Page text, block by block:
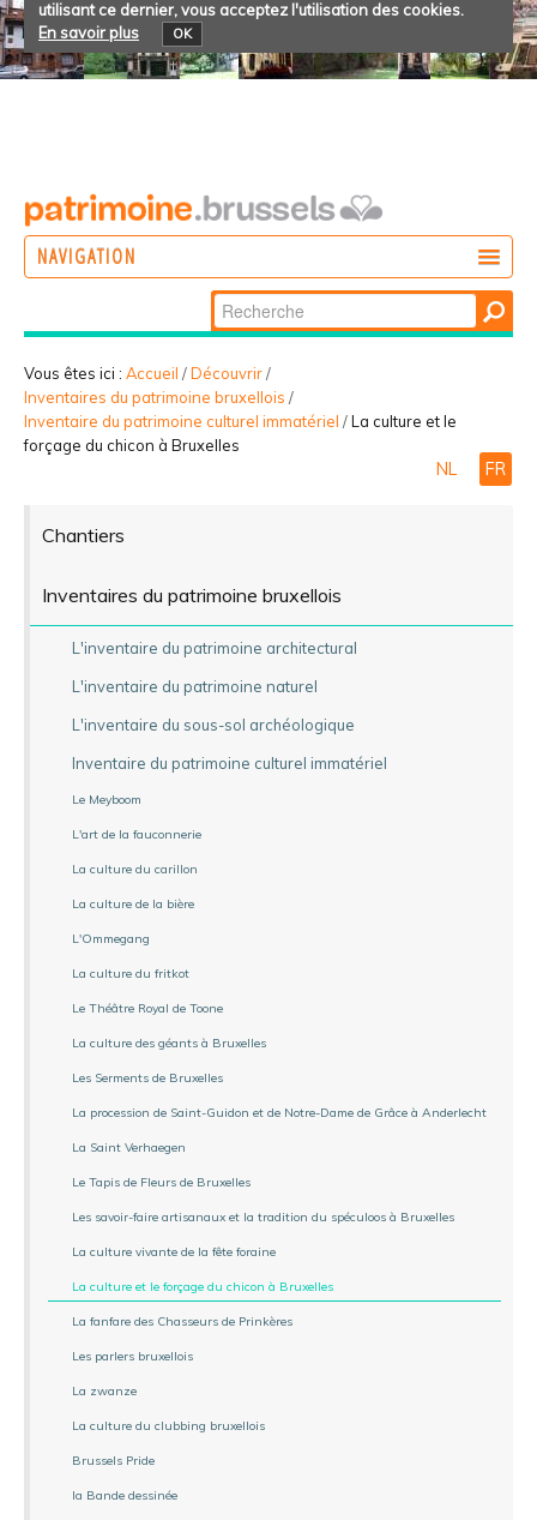
utilisant ce dernier, vous acceptez l'utilisation des cookies.
En savoir plus
OK
NAVIGATION
PARTICIPER
Chercher par
Recherche
avancée…
Vous êtes ici : Accueil /Découvrir/
Inventaires du patrimoine bruxellois /
Inventaire du patrimoine culturel immatériel /La culture et le
forçage du chicon à Bruxelles
NL FR
Chantiers
Inventaires du patrimoine bruxellois
L'inventaire du patrimoine architectural
L'inventaire du patrimoine naturel
L'inventaire du sous-sol archéologique
Inventaire du patrimoine culturel immatériel
Le Meyboom
L'art de la fauconnerie
La culture du carillon
La culture de la bière
L'Ommegang
La culture du fritkot
Le Théâtre Royal de Toone
La culture des géants à Bruxelles
Les Serments de Bruxelles
La procession de Saint-Guidon et de Notre-Dame de Grâce à Anderlecht
La Saint Verhaegen
Le Tapis de Fleurs de Bruxelles
Les savoir-faire artisanaux et la tradition du spéculoos à Bruxelles
La culture vivante de la fête foraine
La culture et le forçage du chicon à Bruxelles
La fanfare des Chasseurs de Prinkères
Les parlers bruxellois
La zwanze
La culture du clubbing bruxellois
Brussels Pride
la Bande dessinée